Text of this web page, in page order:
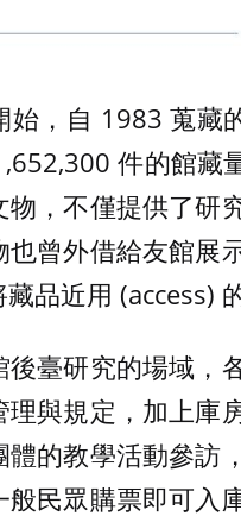
始，自 1983 蒐藏
件的館藏
，不僅提供了研
曾外借給友館展
品近用 (access)
臺研究的場域，
與規定，加上庫
的教學活動參訪
民眾購票即可入